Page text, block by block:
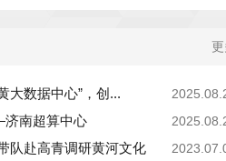
大数据中心”，创...
南超算中心
队赴高青调研黄河文化